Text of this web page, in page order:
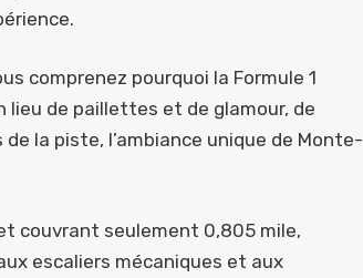
comprenez pourquoi la Formule 1
lieu de paillettes et de glamour, de
la piste, l’ambiance unique de Monte-
couvrant seulement 0,805 mile,
escaliers mécaniques et aux